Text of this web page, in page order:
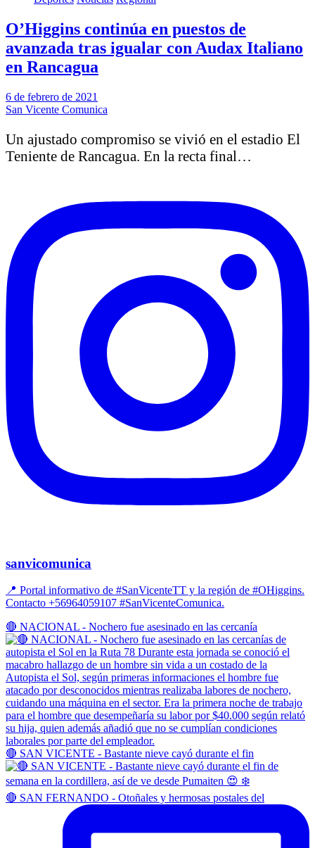
O’Higgins continúa en puestos de
avanzada tras igualar con Audax Italiano
en Rancagua
6 de febrero de 2021
San Vicente Comunica
Un ajustado compromiso se vivió en el estadio El
Teniente de Rancagua. En la recta final…
sanvicomunica
📍 Portal informativo de #SanVicenteTT y la región de #OHiggins.
Contacto +56964059107 #SanVicenteComunica.
🔴 NACIONAL - Nochero fue asesinado en las cercanía
🔴 SAN VICENTE - Bastante nieve cayó durante el fin
🔴 SAN FERNANDO - Otoñales y hermosas postales del